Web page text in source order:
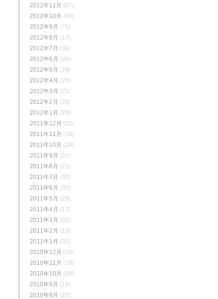
2012年11月 (67)
2012年10月 (66)
2012年9月 (76)
2012年8月 (17)
2012年7月 (31)
2012年6月 (26)
2012年5月 (28)
2012年4月 (25)
2012年3月 (25)
2012年2月 (20)
2012年1月 (20)
2011年12月 (22)
2011年11月 (16)
2011年10月 (28)
2011年9月 (22)
2011年8月 (25)
2011年7月 (40)
2011年6月 (35)
2011年5月 (29)
2011年4月 (17)
2011年3月 (20)
2011年2月 (19)
2011年1月 (35)
2010年12月 (26)
2010年11月 (19)
2010年10月 (28)
2010年9月 (18)
2010年8月 (20)